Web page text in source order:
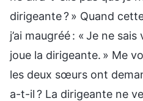
dirigeante ? » Quand
j’ai maugréé : « Je ne
joue la dirigeante. » Me
les deux sœurs ont
a-t-il ? La dirigeante ne